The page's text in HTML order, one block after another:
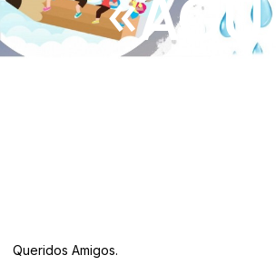
Queridos Amigos.